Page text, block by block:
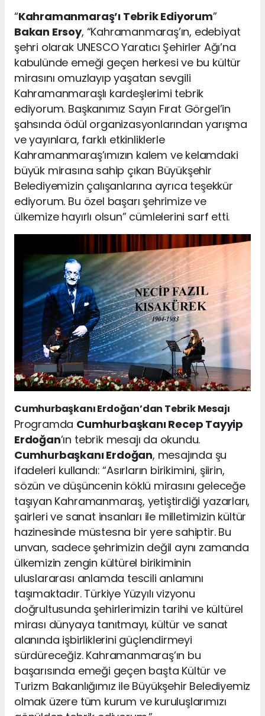
“Kahramanmaraş’ı Tebrik Ediyorum”
Bakan Ersoy, “Kahramanmaraş’ın, edebiyat
şehri olarak UNESCO Yaratıcı Şehirler Ağı’na
kabulünde emeği geçen herkesi ve bu kültür
mirasını omuzlayıp yaşatan sevgili
Kahramanmaraşlı kardeşlerimi tebrik
ediyorum. Başkanımız Sayın Fırat Görgel’in
şahsında ödül organizasyonlarından yarışma
ve yayınlara, farklı etkinliklerle
Kahramanmaraş’ımızın kalem ve kelamdaki
büyük mirasına sahip çıkan Büyükşehir
Belediyemizin çalışanlarına ayrıca teşekkür
ediyorum. Bu özel başarı şehrimize ve
ülkemize hayırlı olsun” cümlelerini sarf etti.
Cumhurbaşkanı Erdoğan’dan Tebrik Mesajı
Programda Cumhurbaşkanı Recep Tayyip
Erdoğan’ın tebrik mesajı da okundu.
Cumhurbaşkanı Erdoğan, mesajında şu
ifadeleri kullandı: “Asırların birikimini, şiirin,
sözün ve düşüncenin köklü mirasını geleceğe
taşıyan Kahramanmaraş, yetiştirdiği yazarları,
şairleri ve sanat insanları ile milletimizin kültür
hazinesinde müstesna bir yere sahiptir. Bu
unvan, sadece şehrimizin değil aynı zamanda
ülkemizin zengin kültürel birikiminin
uluslararası anlamda tescili anlamını
taşımaktadır. Türkiye Yüzyılı vizyonu
doğrultusunda şehirlerimizin tarihi ve kültürel
mirası dünyaya tanıtmayı, kültür ve sanat
alanında işbirliklerini güçlendirmeyi
sürdüreceğiz. Kahramanmaraş’ın bu
başarısında emeği geçen başta Kültür ve
Turizm Bakanlığımız ile Büyükşehir Belediyemiz
olmak üzere tüm kurum ve kuruluşlarımızı